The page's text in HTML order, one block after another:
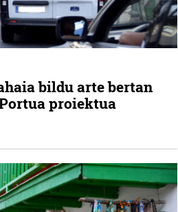
bildu arte bertan
proiektua